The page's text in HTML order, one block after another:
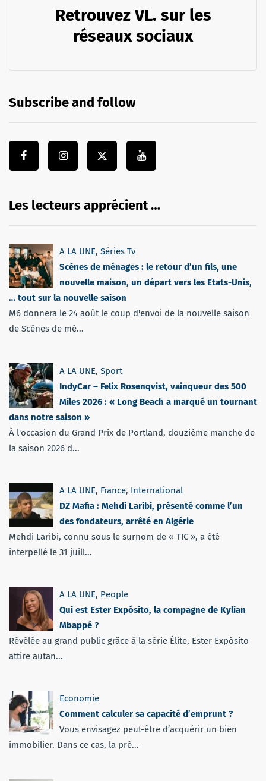
Retrouvez VL. sur les
réseaux sociaux
Subscribe and follow
Les lecteurs apprécient …
A LA UNE, Séries Tv
Scènes de ménages : le retour d’un fils, une
nouvelle maison, un départ vers les Etats-Unis,
… tout sur la nouvelle saison
M6 donnera le 24 août le coup d'envoi de la nouvelle saison
de Scènes de mé...
A LA UNE, Sport
IndyCar – Felix Rosenqvist, vainqueur des 500
Miles 2026 : « Long Beach a marqué un tournant
dans notre saison »
À l'occasion du Grand Prix de Portland, douzième manche de
la saison 2026 d...
A LA UNE, France, International
DZ Mafia : Mehdi Laribi, présenté comme l’un
des fondateurs, arrêté en Algérie
Mehdi Laribi, connu sous le surnom de « TIC », a été
interpellé le 31 juill...
A LA UNE, People
Qui est Ester Expósito, la compagne de Kylian
Mbappé ?
Révélée au grand public grâce à la série Élite, Ester Expósito
attire autan...
Economie
Comment calculer sa capacité d’emprunt ?
Vous envisagez peut-être d’acquérir un bien
immobilier. Dans ce cas, la pré...